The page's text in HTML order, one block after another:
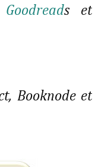
Goodreads et
Booknode et